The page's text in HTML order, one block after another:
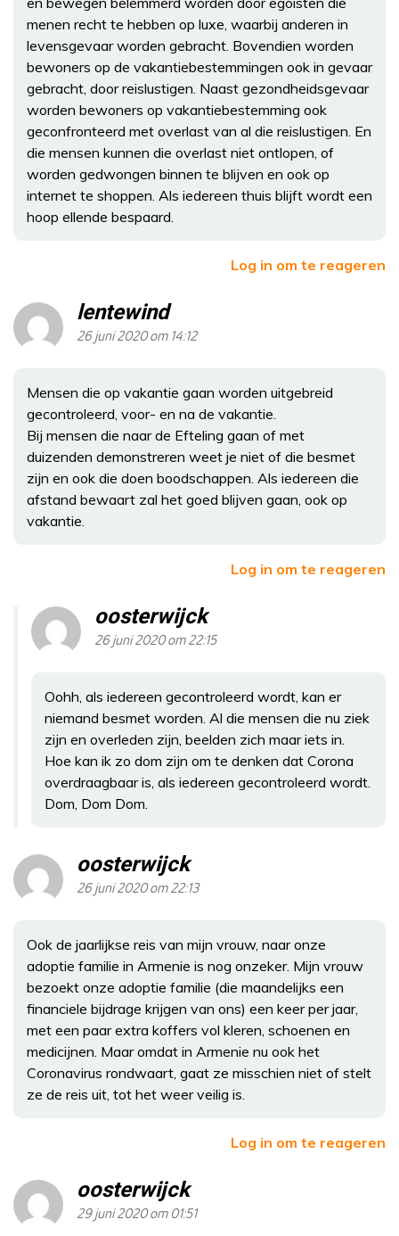
menen recht te hebben op luxe, waarbij anderen in
levensgevaar worden gebracht. Bovendien worden
bewoners op de vakantiebestemmingen ook in gevaar
gebracht, door reislustigen. Naast gezondheidsgevaar
worden bewoners op vakantiebestemming ook
geconfronteerd met overlast van al die reislustigen. En
die mensen kunnen die overlast niet ontlopen, of
worden gedwongen binnen te blijven en ook op
internet te shoppen. Als iedereen thuis blijft wordt een
hoop ellende bespaard.
Log in om te reageren
lentewind
26 juni 2020 om 14:12
Mensen die op vakantie gaan worden uitgebreid
gecontroleerd, voor- en na de vakantie.
Bij mensen die naar de Efteling gaan of met
duizenden demonstreren weet je niet of die besmet
zijn en ook die doen boodschappen. Als iedereen die
afstand bewaart zal het goed blijven gaan, ook op
vakantie.
Log in om te reageren
oosterwijck
26 juni 2020 om 22:15
Oohh, als iedereen gecontroleerd wordt, kan er
niemand besmet worden. Al die mensen die nu ziek
zijn en overleden zijn, beelden zich maar iets in.
Hoe kan ik zo dom zijn om te denken dat Corona
overdraagbaar is, als iedereen gecontroleerd wordt.
Dom, Dom Dom.
oosterwijck
26 juni 2020 om 22:13
Ook de jaarlijkse reis van mijn vrouw, naar onze
adoptie familie in Armenie is nog onzeker. Mijn vrouw
bezoekt onze adoptie familie (die maandelijks een
financiele bijdrage krijgen van ons) een keer per jaar,
met een paar extra koffers vol kleren, schoenen en
medicijnen. Maar omdat in Armenie nu ook het
Coronavirus rondwaart, gaat ze misschien niet of stelt
ze de reis uit, tot het weer veilig is.
Log in om te reageren
oosterwijck
29 juni 2020 om 01:51